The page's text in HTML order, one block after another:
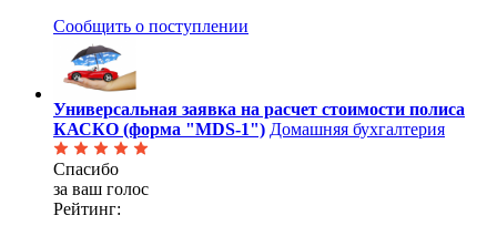
Сообщить о поступлении
Универсальная заявка на расчет стоимости полиса
КАСКО (форма "MDS-1") Домашняя бухгалтерия
Спасибо
за ваш голос
Рейтинг: